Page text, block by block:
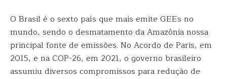
O Brasil é o sexto país que mais emite GEEs no
mundo, sendo o desmatamento da Amazônia nossa
principal fonte de emissões. No Acordo de Paris, em
2015, e na COP-26, em 2021, o governo brasileiro
assumiu diversos compromissos para redução de